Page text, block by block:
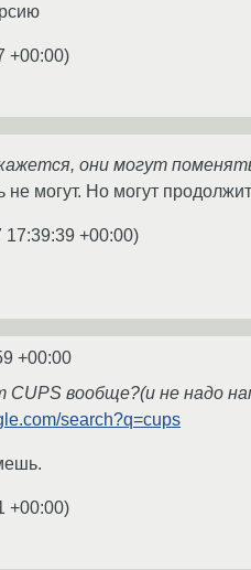
+00:00)
они могут
не могут. Но могут
17:39:39 +00:00)
+00:00
вообще?(и не надо
search?q=cups
+00:00)